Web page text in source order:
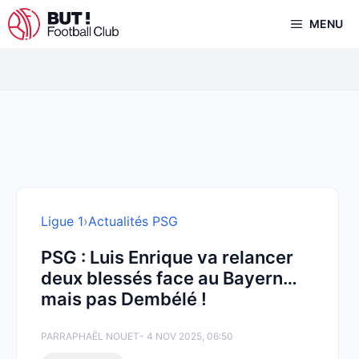
Aller
au
MENU
Ligue 1›Actualités PSG
PSG : Luis Enrique va relancer
deux blessés face au Bayern…
mais pas Dembélé !
PARRAPHAËL NOUET- 4 NOV 2025, 06:50